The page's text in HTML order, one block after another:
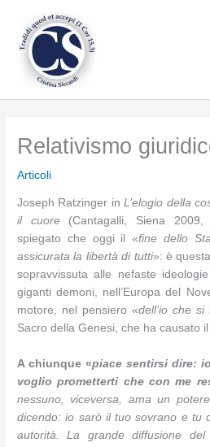
contenuto
Relativismo
Articoli
Joseph Ratzinger inL’elogio della
il cuore(Cantagalli, Siena
spiegato che oggi il «fine dello
assicurata la libertà di tutti»: è
sopravvissuta alle nefaste
giganti demoni, nell’Europa del
motore, nel pensiero «dell’io che si
Sacro della Genesi, che ha causato
A chiunque «piace sentirsi dire:
voglio prometterti che con me
nessuno, viceversa, ama un
dicendo: io sarò il tuo sovrano e tu
autorità. La grande diffusione del